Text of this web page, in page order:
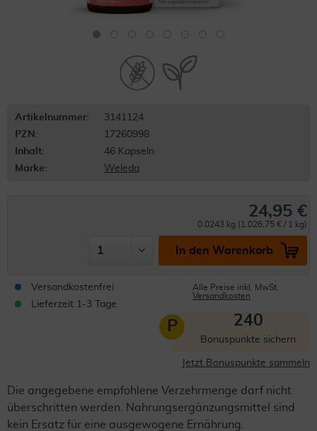
Artikelnummer:
3141124
PZN:
17260998
Inhalt:
46 Kapseln
Marke:
Weleda
24,95 €
0.0243 kg (1.026,75 € / 1 kg)
In den Warenkorb
Versandkostenfrei
Lieferzeit 1-3 Tage
Alle Preise inkl. MwSt.
Versandkosten
P 240
Bonuspunkte sichern
Jetzt Bonuspunkte sammeln
Die angegebene empfohlene Verzehrmenge darf nicht
überschritten werden. Nahrungsergänzungsmittel sind
kein Ersatz für eine ausgewogene Ernährung.